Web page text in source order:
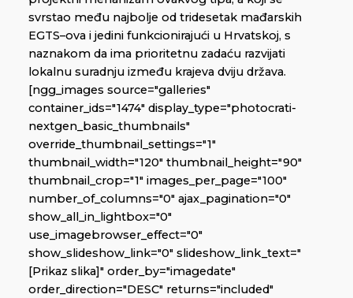
svrstao među najbolje od tridesetak mađarskih
EGTS–ova i jedini funkcionirajući u Hrvatskoj, s
naznakom da ima prioritetnu zadaću razvijati
lokalnu suradnju između krajeva dviju država.
[ngg_images source="galleries"
container_ids="1474" display_type="photocrati-
nextgen_basic_thumbnails"
override_thumbnail_settings="1"
thumbnail_width="120" thumbnail_height="90"
thumbnail_crop="1" images_per_page="100"
number_of_columns="0" ajax_pagination="0"
show_all_in_lightbox="0"
use_imagebrowser_effect="0"
show_slideshow_link="0" slideshow_link_text="
[Prikaz slika]" order_by="imagedate"
order_direction="DESC" returns="included"